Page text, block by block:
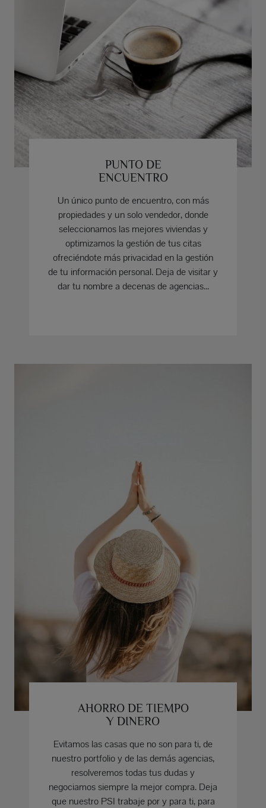
PUNTO DE
ENCUENTRO
Un único punto de encuentro, con más
propiedades y un solo vendedor, donde
seleccionamos las mejores viviendas y
optimizamos la gestión de tus citas
ofreciéndote más privacidad en la gestión
de tu información personal. Deja de visitar y
dar tu nombre a decenas de agencias...
AHORRO DE TIEMPO
Y DINERO
Evitamos las casas que no son para ti, de
nuestro portfolio y de las demás agencias,
resolveremos todas tus dudas y
negociamos siempre la mejor compra. Deja
que nuestro PSI trabaje por y para ti, para